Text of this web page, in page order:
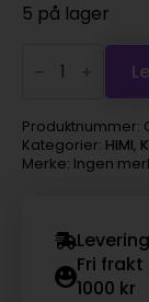
5 på lager
Penselsett
Linere
antall
Produktnummer:
Kategorier: HIMI,
Merke: Ingen
Fri
1000 kr